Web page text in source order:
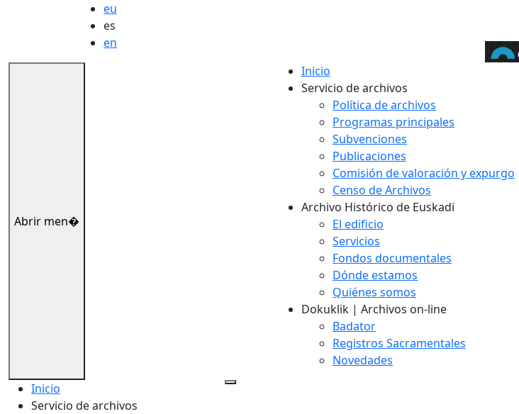
eu
es
en
Abrir men�
Inicio
Servicio de archivos
Política de archivos
Programas principales
Subvenciones
Publicaciones
Comisión de valoración y expurgo
Censo de Archivos
Archivo Histórico de Euskadi
El edificio
Servicios
Fondos documentales
Dónde estamos
Quiénes somos
Dokuklik | Archivos on-line
Badator
Registros Sacramentales
Novedades
Inicio
Servicio de archivos